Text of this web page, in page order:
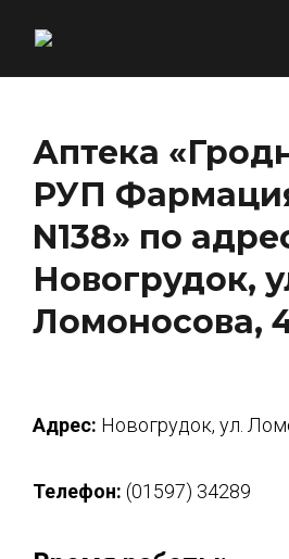
Аптека
РУП
N138» по
Новогрудок,
Ломоносова,
Адрес: Новогрудок, ул.
Телефон: (01597) 34289